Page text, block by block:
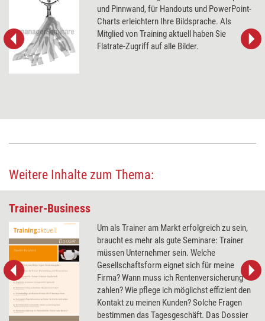
und Pinnwand, für Handouts und PowerPoint-
Charts erleichtern Ihre Bildsprache. Als
Mitglied von Training aktuell haben Sie
Flatrate-Zugriff auf alle Bilder.
Weitere Inhalte zum Thema:
Trainer-Business
Um als Trainer am Markt erfolgreich zu sein,
braucht es mehr als gute Seminare: Trainer
müssen Unternehmer sein. Welche
Gesellschaftsform eignet sich für meine
Firma? Wann muss ich Rentenversicherung
zahlen? Wie pflege ich möglichst effizient den
Kontakt zu meinen Kunden? Solche Fragen
bestimmen das Tagesgeschäft. Das Dossier